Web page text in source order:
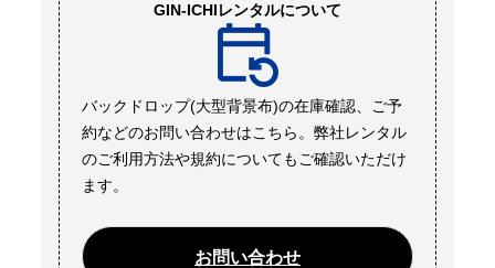
GIN-ICHIレンタルについて
バックドロップ(大型背景布)の在庫確認、ご予
約などのお問い合わせはこちら。弊社レンタル
のご利用方法や規約についてもご確認いただけ
ます。
お問い合わせ